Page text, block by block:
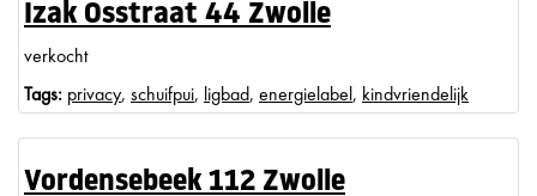
Izak Osstraat 44 Zwolle
verkocht
Tags: privacy, schuifpui, ligbad, energielabel, kindvriendelijk
Vordensebeek 112 Zwolle